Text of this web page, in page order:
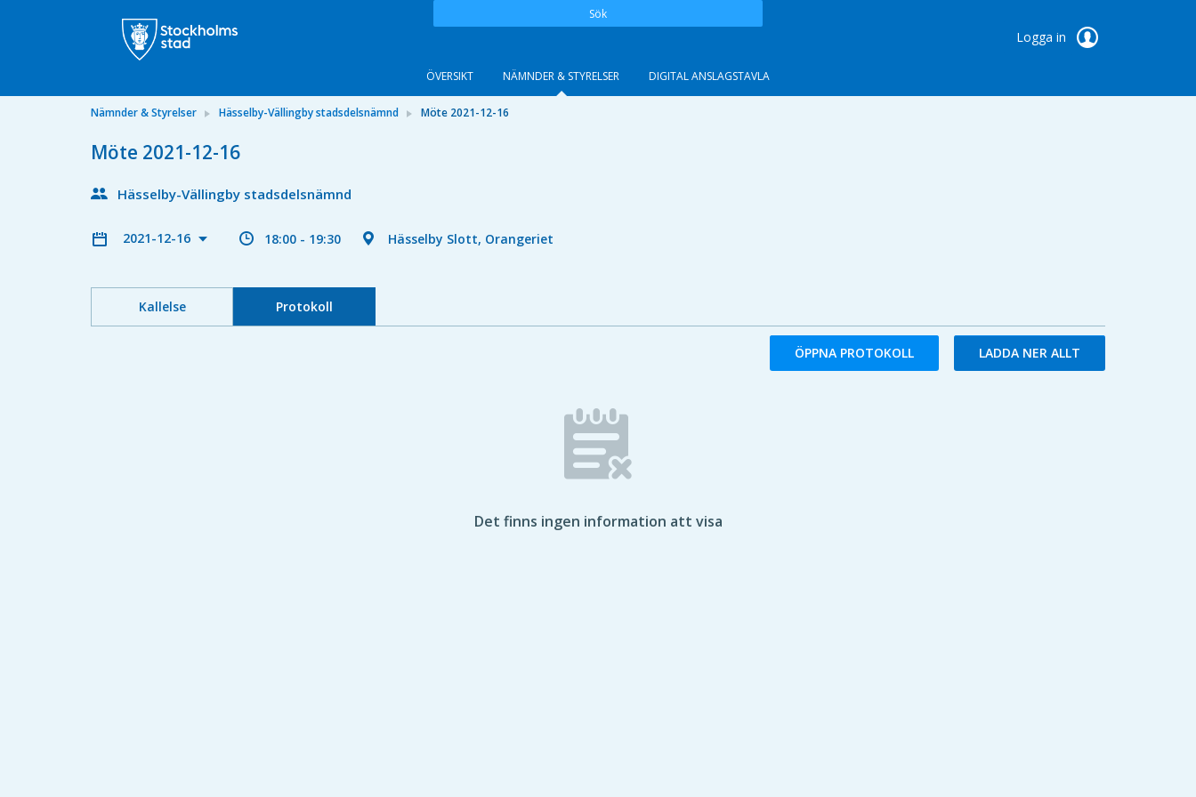
Sök
Logga in
ÖVERSIKT NÄMNDER & STYRELSER DIGITAL ANSLAGSTAVLA
Nämnder & Styrelser Hässelby-Vällingby stadsdelsnämnd Möte 2021-12-16
Möte 2021-12-16
Hässelby-Vällingby stadsdelsnämnd
2021-12-16 18:00 - 19:30 Hässelby Slott, Orangeriet
Kallelse Protokoll
ÖPPNA PROTOKOLL LADDA NER ALLT
Det finns ingen information att visa